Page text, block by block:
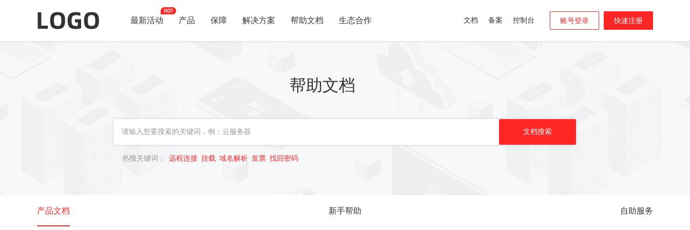
最新活动 产品 保障 解决方案 帮助文档 生态合作 文档 备案 控制台 账号登录 快速注册
帮助文档
热搜关键词： 远程连接 挂载 域名解析 发票 找回密码
产品文档 新手帮助 自助服务